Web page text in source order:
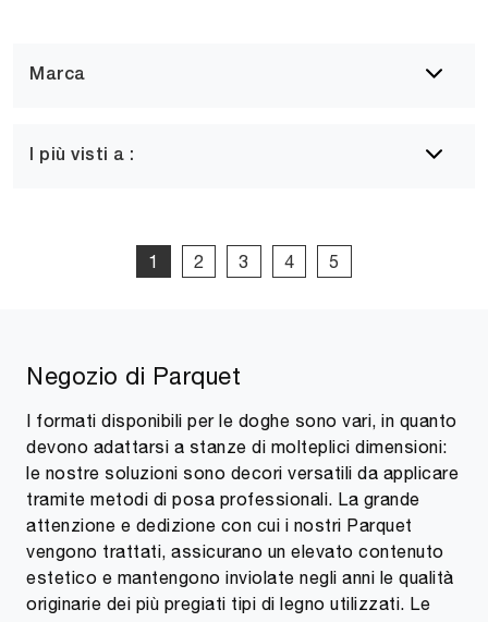
Marca
I più visti a :
1 2 3 4 5
Negozio di Parquet
I formati disponibili per le doghe sono vari, in quanto
devono adattarsi a stanze di molteplici dimensioni:
le nostre soluzioni sono decori versatili da applicare
tramite metodi di posa professionali. La grande
attenzione e dedizione con cui i nostri Parquet
vengono trattati, assicurano un elevato contenuto
estetico e mantengono inviolate negli anni le qualità
originarie dei più pregiati tipi di legno utilizzati. Le